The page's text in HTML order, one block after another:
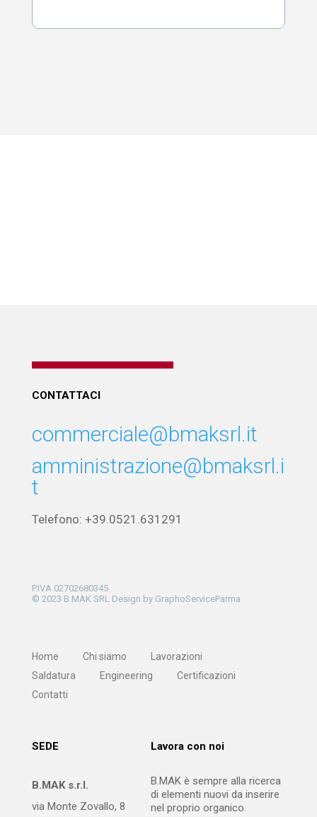
CONTATTACI
commerciale@bmaksrl.it
amministrazione@bmaksrl.i
t
Telefono: +39.0521.631291
P.IVA 02702680345
© 2023 B.MAK SRL Design by GraphoServiceParma
Home Chi siamo
Lavorazioni
Saldatura
Engineering
Certificazioni
Contatti
SEDE
B.MAK s.r.l.
via Monte Zovallo, 8
Lavora con noi
B.MAK è sempre alla ricerca
di elementi nuovi da inserire
nel proprio organico.